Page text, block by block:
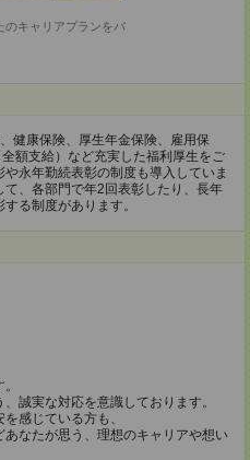
のキャリアプランをバ
健康保険、厚生年金保険、雇用保
額支給）など充実した福利厚生をご
永年勤続表彰の制度も導入していま
、各部門で年2回表彰したり、長年
る制度があります。
誠実な対応を意識しております。
感じている方も、
あなたが思う、理想のキャリアや想い